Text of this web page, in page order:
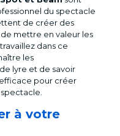
du spectacle
de créer des
mettre en valeur les
dans ce
les
lyre et de savoir
pour créer
à votre